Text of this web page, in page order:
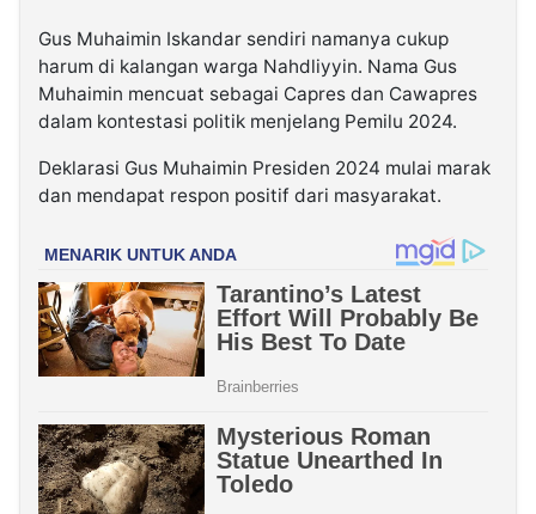
Gus Muhaimin Iskandar sendiri namanya cukup
harum di kalangan warga Nahdliyyin. Nama Gus
Muhaimin mencuat sebagai Capres dan Cawapres
dalam kontestasi politik menjelang Pemilu 2024.
Deklarasi Gus Muhaimin Presiden 2024 mulai marak
dan mendapat respon positif dari masyarakat.